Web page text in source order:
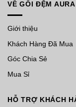
VỀ GỐI ĐỆM AURA
Giới thiệu
Khách Hàng Đã Mua
Góc Chia Sẻ
Mua Sỉ
HỖ TRỢ KHÁCH